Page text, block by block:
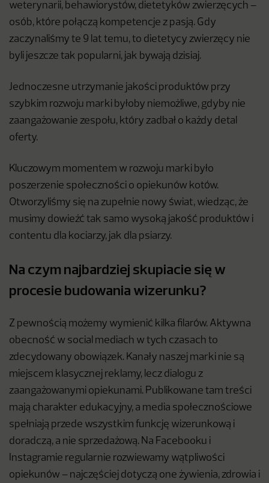
weterynarii, behawiorystów, dietetyków zwierzęcych –
osób, które połączą kompetencje z pasją. Gdy
zaczynaliśmy te 9 lat temu, to dietetycy zwierzęcy nie
byli jeszcze tak popularni, jak bywają dzisiaj.
Jednoczesne utrzymanie jakości produktów przy
szybkim rozwoju marki byłoby niemożliwe, gdyby nie
zaangażowanie zespołu, który zadbał o każdy detal
oferty.
Kluczowym momentem w rozwoju marki było
poszerzenie społeczności o opiekunów kotów.
Otworzyliśmy się na zupełnie nowy świat, wiedząc, że
musimy dowieźć tak samo wysoką jakość produktów i
contentu dla kociarzy, jak dla psiarzy.
Na czym najbardziej skupiacie się w
procesie budowania wizerunku?
Z pewnością możemy wymienić kilka filarów. Aktywna
obecność w social mediach w tych czasach to
zdecydowany obowiązek. Kanały naszej marki nie są
miejscem klasycznej reklamy, lecz dialogu z
zaangażowanymi opiekunami. Publikowane tam treści
mają charakter edukacyjny, a media społecznościowe
spełniają przede wszystkim funkcję wizerunkową i
doradczą, a nie sprzedażową. Na Facebooku i
Instagramie regularnie rozwiewamy wątpliwości
opiekunów – najczęściej dotyczą one żywienia, zdrowia i